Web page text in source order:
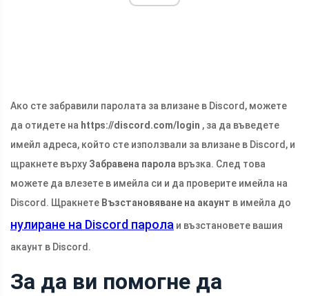
Ако сте забравили паролата за влизане в Discord, можете
да отидете на https://discord.com/login , за да въведете
имейл адреса, който сте използвали за влизане в Discord, и
щракнете върху Забравена парола връзка. След това
можете да влезете в имейла си и да проверите имейла на
Discord. Щракнете Възстановяване на акаунт в имейла до
нулиране на Discord парола и възстановете вашия
акаунт в Discord.
За да ви помогне да